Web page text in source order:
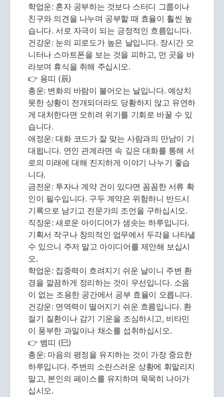
학업운: 혼자 공부하는 것보다 스터디 그룹이나
친구와 의견을 나누며 공부할 때 효율이 훨씬 높
습니다. 서로 자극이 되는 긍정적인 흐름입니다.
건강운: 눈의 피로도가 높은 날입니다. 장시간 모
니터나 스마트폰을 보는 것을 피하고, 먼 곳을 바
라보며 휴식을 취해 주십시오.
👉 용띠 (辰)
총운: 변화의 바람이 불어오는 날입니다. 예상치
못한 상황이 전개되더라도 당황하지 않고 유연하
게 대처한다면 오히려 위기를 기회로 바꿀 수 있
습니다.
애정운: 대화 코드가 잘 맞는 사람과의 만남이 기
대됩니다. 연인 관계라면 속 깊은 대화를 통해 서
로의 미래에 대해 진지하게 이야기 나누기 좋습
니다.
금전운: 투자나 계약 건이 있다면 꼼꼼한 서류 확
인이 필수입니다. 구두 계약은 위험하니 반드시
기록으로 남기고 전문가의 조언을 구하십시오.
직장운: 새로운 아이디어가 샘솟는 하루입니다.
기획서 작구나 창의적인 업무에서 두각을 나타낼
수 있으니 주저 말고 아이디어를 제안해 보십시
오.
학업운: 집중력이 흐려지기 쉬운 날이니 주변 환
경을 깔끔하게 정리하는 것이 우선입니다. 소음
이 없는 조용한 공간에서 공부 효율이 오릅니다.
건강운: 면역력이 떨어지기 쉬운 흐름입니다. 환
절기 질환이나 감기 기운을 조심하시고, 비타민
이 풍부한 과일이나 채소를 섭취하십시오.
👉 뱀띠 (巳)
총운: 마음의 평정을 유지하는 것이 가장 중요한
하루입니다. 주변의 소란스러운 상황에 휘말리지
말고, 본인의 페이스를 유지하며 묵묵히 나아가
십시오.